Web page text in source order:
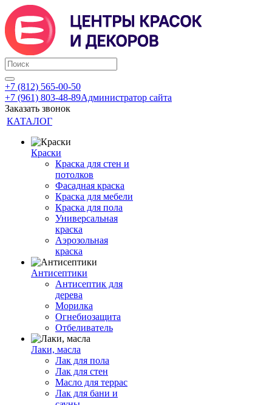
+7 (812) 565-00-50
+7 (961) 803-48-89Администратор сайта
Заказать звонок
КАТАЛОГ
Краски
Краска для стен и
потолков
Фасадная краска
Краска для мебели
Краска для пола
Универсальная
краска
Аэрозольная
краска
Антисептики
Антисептик для
дерева
Морилка
Огнебиозащита
Отбеливатель
Лаки, масла
Лак для пола
Лак для стен
Масло для террас
Лак для бани и